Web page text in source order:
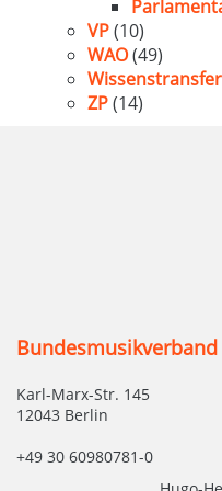
VP(10)
WAO(49)
Wissenstransfer
ZP(14)
Karl-Marx-Str. 145
12043 Berlin
+49 30 60980781-0